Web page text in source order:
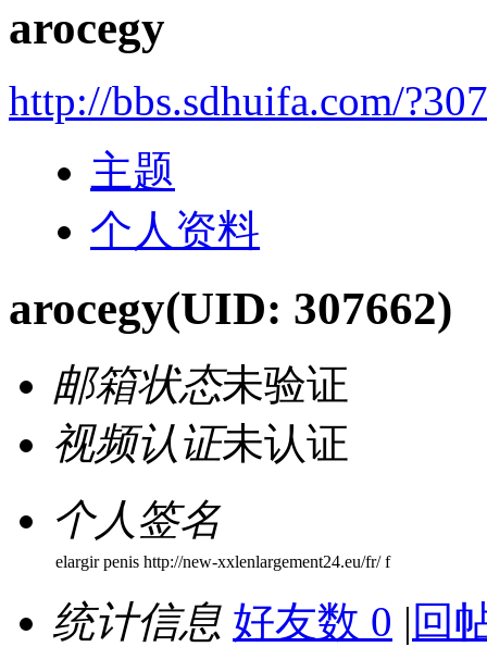
arocegy
http://bbs.sdhuifa.com/
主题
个人资料
arocegy(UID: 307662)
邮箱状态未验证
视频认证未认证
个人签名
elargir penis http://new-xxlenlargement24.eu/fr/ f
统计信息 好友数 0 | 回